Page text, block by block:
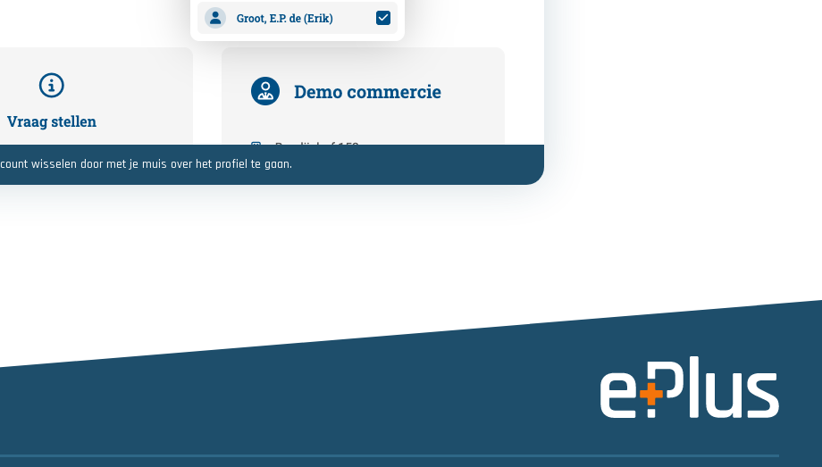
wisselen door met je muis over het profiel te gaan.